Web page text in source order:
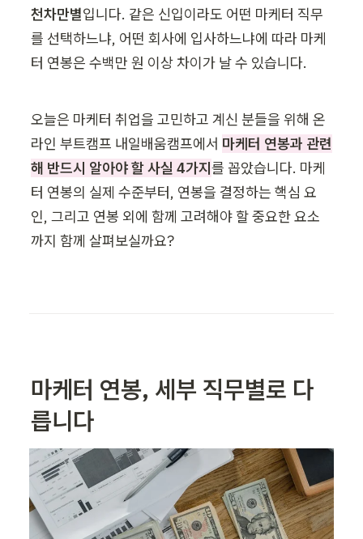
천차만별입니다. 같은 신입이라도 어떤 마케터 직무
를 선택하느냐, 어떤 회사에 입사하느냐에 따라 마케
터 연봉은 수백만 원 이상 차이가 날 수 있습니다.
오늘은 마케터 취업을 고민하고 계신 분들을 위해 온
라인 부트캠프 내일배움캠프에서 마케터 연봉과 관련
해 반드시 알아야 할 사실 4가지를 꼽았습니다. 마케
터 연봉의 실제 수준부터, 연봉을 결정하는 핵심 요
인, 그리고 연봉 외에 함께 고려해야 할 중요한 요소
까지 함께 살펴보실까요?
마케터 연봉, 세부 직무별로 다
릅니다